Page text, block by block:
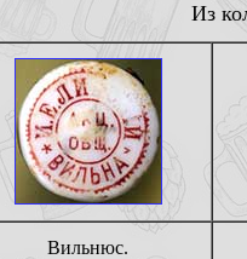
Из
Вильнюс.